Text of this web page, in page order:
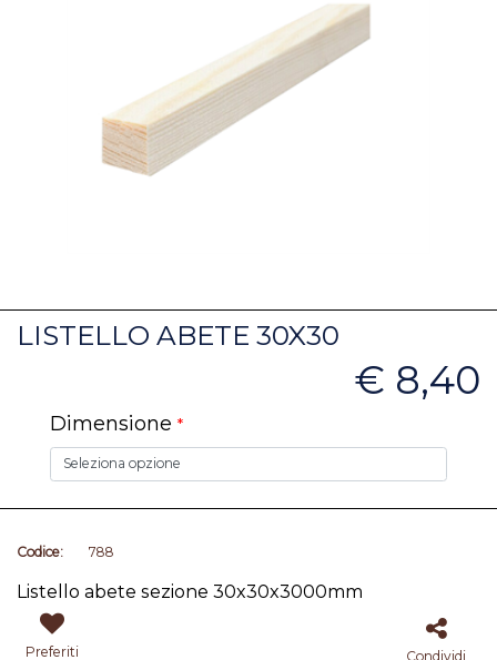
LISTELLO ABETE 30X30
€ 8,40
Dimensione *
Codice: 788
Listello abete sezione 30x30x3000mm
Preferiti Condividi